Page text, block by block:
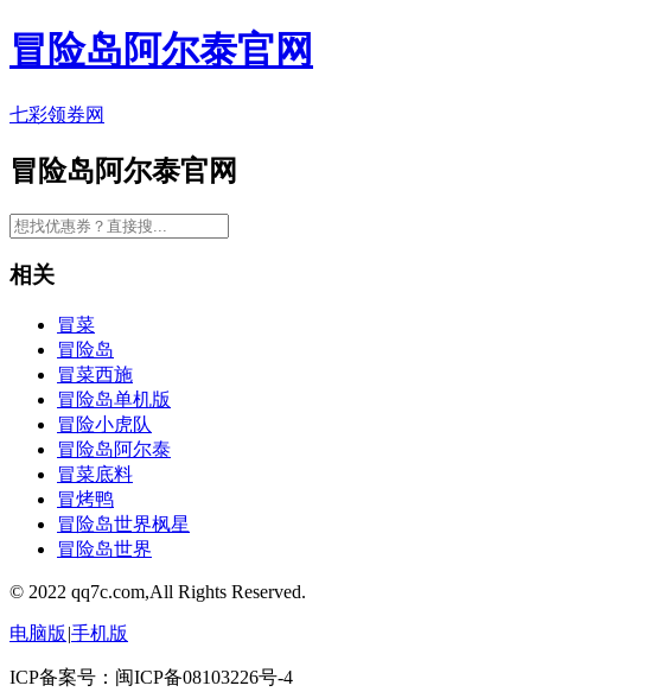
冒险岛阿尔泰官网
七彩领券网
冒险岛阿尔泰官网
相关
冒菜
冒险岛
冒菜西施
冒险岛单机版
冒险小虎队
冒险岛阿尔泰
冒菜底料
冒烤鸭
冒险岛世界枫星
冒险岛世界
© 2022 qq7c.com,All Rights Reserved.
电脑版 |手机版
ICP备案号：闽ICP备08103226号-4